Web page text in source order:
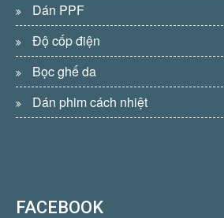
Dán PPF
Độ cốp điện
Bọc ghế da
Dán phim cách nhiệt
FACEBOOK